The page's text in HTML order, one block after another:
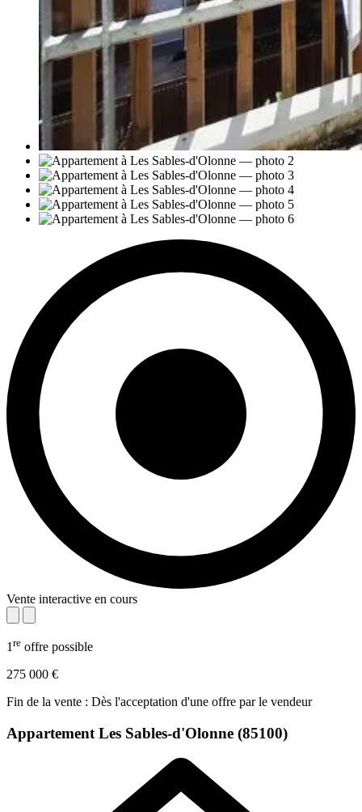
Vente interactive en cours
1 re offre possible
275 000 €
Fin de la vente : Dès l'acceptation d'une offre par le vendeur
Appartement Les Sables-d'Olonne (85100)